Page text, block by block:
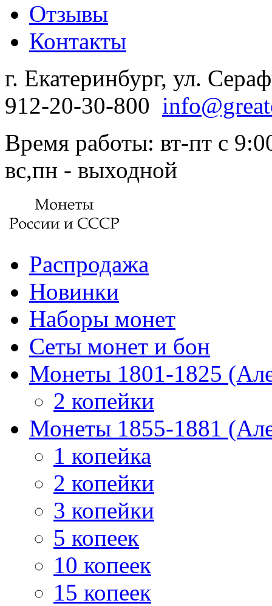
Отзывы
Контакты
г. Екатеринбург, ул.
912-20-30-800
Время работы: вт-пт с
вс,пн - выходной
Распродажа
Новинки
Наборы монет
Сеты монет и бон
Монеты 1801-1825
2 копейки
Монеты 1855-1881
1 копейка
2 копейки
3 копейки
5 копеек
10 копеек
15 копеек